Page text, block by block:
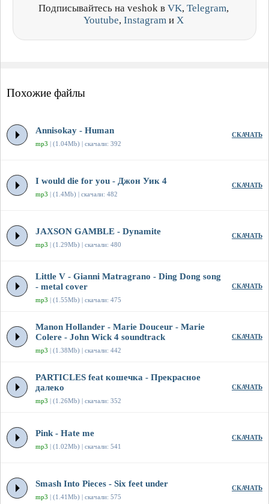
Подписывайтесь на veshok в VK, Telegram,
Youtube, Instagram и X
Похожие файлы
Annisokay - Human
mp3 | (1.04Mb) | скачали: 392
СКАЧАТЬ
I would die for you - Джон Уик 4
mp3 | (1.4Mb) | скачали: 482
СКАЧАТЬ
JAXSON GAMBLE - Dynamite
mp3 | (1.29Mb) | скачали: 480
СКАЧАТЬ
Little V - Gianni Matragrano - Ding Dong song
- metal cover
mp3 | (1.55Mb) | скачали: 475
СКАЧАТЬ
Manon Hollander - Marie Douceur - Marie
Colere - John Wick 4 soundtrack
mp3 | (1.38Mb) | скачали: 442
СКАЧАТЬ
PARTICLES feat кошечка - Прекрасное
далеко
mp3 | (1.26Mb) | скачали: 352
СКАЧАТЬ
Pink - Hate me
mp3 | (1.02Mb) | скачали: 541
СКАЧАТЬ
Smash Into Pieces - Six feet under
mp3 | (1.41Mb) | скачали: 575
СКАЧАТЬ